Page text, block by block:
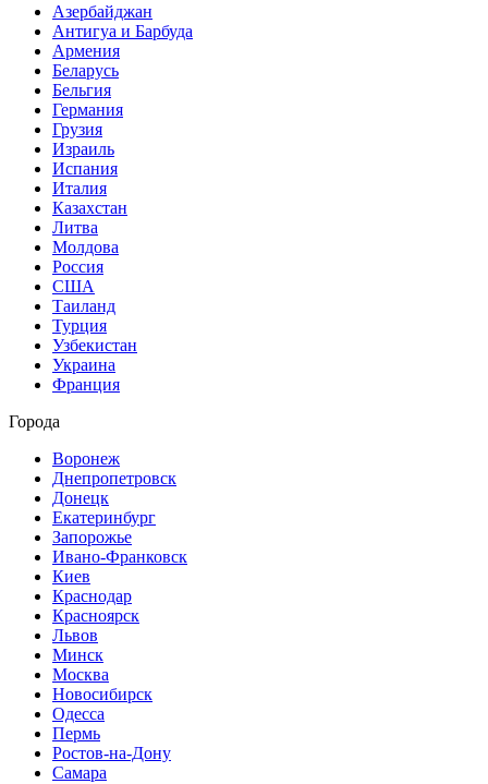
Азербайджан
Антигуа и Барбуда
Армения
Беларусь
Бельгия
Германия
Грузия
Израиль
Испания
Италия
Казахстан
Литва
Молдова
Россия
США
Таиланд
Турция
Узбекистан
Украина
Франция
Города
Воронеж
Днепропетровск
Донецк
Екатеринбург
Запорожье
Ивано-Франковск
Киев
Краснодар
Красноярск
Львов
Минск
Москва
Новосибирск
Одесса
Пермь
Ростов-на-Дону
Самара